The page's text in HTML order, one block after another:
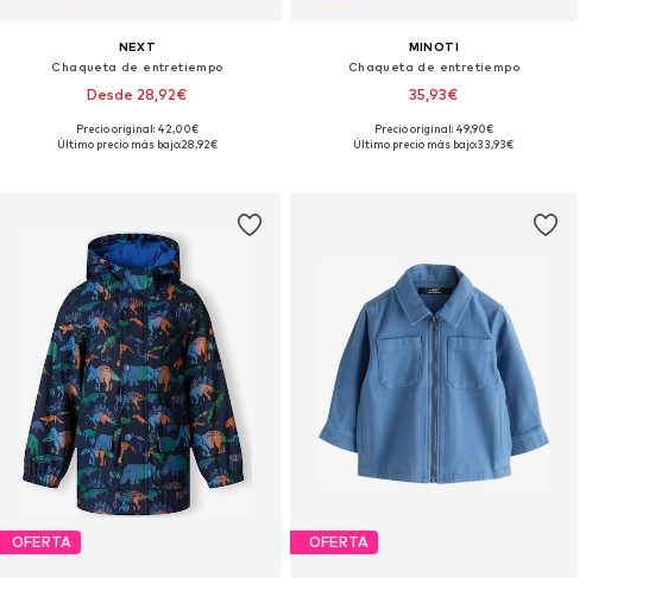
NEXT
Chaqueta de entretiempo
Desde 28,92€
Tallas disponibles: 68, 74, 80, 116, 122
Precio original: 42,00€
Último precio más bajo:28,92€
MINOTI
Chaqueta de entretiempo
35,93€
Disponible en muchas tallas
Precio original: 49,90€
Último precio más bajo:33,93€
OFERTA OFERTA